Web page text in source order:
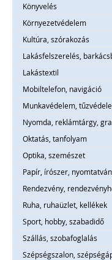
Könyvelés
Környezetvédelem
Kultúra, szórakozás
Lakásfelszerelés,
Lakástextil
Mobiltelefon, navigáció
Munkavédelem,
Nyomda, reklámtárgy,
Oktatás, tanfolyam
Optika, szemészet
Papír, írószer,
Rendezvény,
Ruha, ruhaüzlet, kellékek
Sport, hobby, szabadidő
Szállás, szobafoglalás
Szépségszalon,